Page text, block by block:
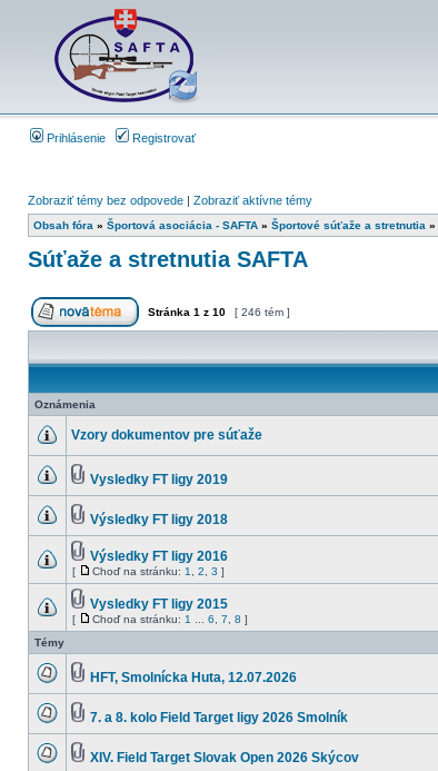
Prihlásenie Registrovať
Zobraziť témy bez odpovede | Zobraziť aktívne témy
Obsah fóra » Športová asociácia - SAFTA » Športové súťaže a stretnutia »
Súťaže a stretnutia SAFTA
Stránka 1 z 10 [ 246 tém ]
Oznámenia
Vzory dokumentov pre súťaže
Vysledky FT ligy 2019
Výsledky FT ligy 2018
Výsledky FT ligy 2016
[ Choď na stránku: 1 2 3 ]
Vysledky FT ligy 2015
[ Choď na stránku: 1 6 7 8 ]
Témy
HFT, Smolnícka Huta, 12.07.2026
7. a 8. kolo Field Target ligy 2026 Smolník
XIV. Field Target Slovak Open 2026 Skýcov